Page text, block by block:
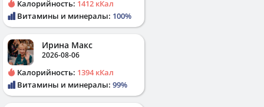
Калорийность: 1412 кКал
Витамины и минералы: 100%
Ирина Макс
2026-08-06
Калорийность: 1394 кКал
Витамины и минералы: 99%